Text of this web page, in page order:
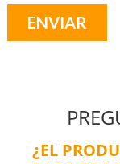
¿EL